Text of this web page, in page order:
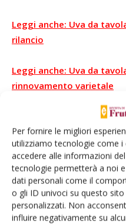
Per fornire le migliori
utilizziamo tecnologie come
accedere alle informazioni
tecnologie permetterà a noi
dati personali come il
o gli ID univoci su questo
personalizzati. Non
influire negativamente su
Leggi anche: Uva da
rilancio
Leggi anche: Uva da
rinnovamento varietale
Leggi anche: Uva da
non si ferma
Leggi anche: Uva da
produrre di più e meglio